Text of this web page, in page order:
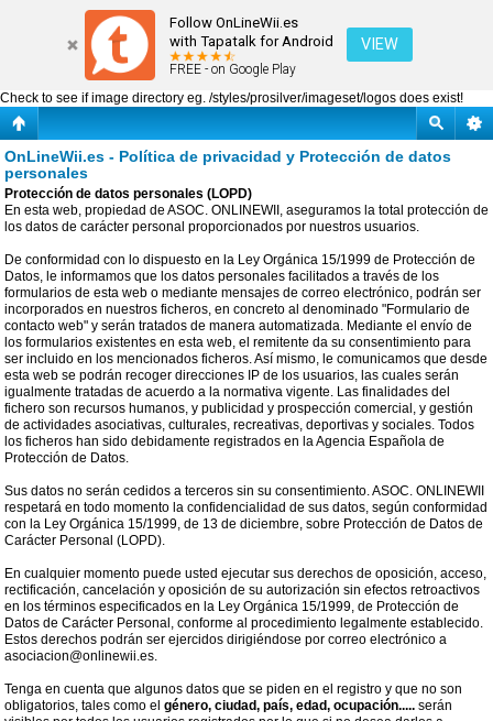
Follow OnLineWii.es
with Tapatalk for Android
FREE - on Google Play
VIEW
Check to see if image directory eg. /styles/prosilver/imageset/logos does exist!
Política de privacidad y Protección de datos personales
OnLineWii.es - Política de privacidad y Protección de datos
personales
Protección de datos personales (LOPD)
En esta web, propiedad de ASOC. ONLINEWII, aseguramos la total protección de
los datos de carácter personal proporcionados por nuestros usuarios.
De conformidad con lo dispuesto en la Ley Orgánica 15/1999 de Protección de
Datos, le informamos que los datos personales facilitados a través de los
formularios de esta web o mediante mensajes de correo electrónico, podrán ser
incorporados en nuestros ficheros, en concreto al denominado "Formulario de
contacto web" y serán tratados de manera automatizada. Mediante el envío de
los formularios existentes en esta web, el remitente da su consentimiento para
ser incluido en los mencionados ficheros. Así mismo, le comunicamos que desde
esta web se podrán recoger direcciones IP de los usuarios, las cuales serán
igualmente tratadas de acuerdo a la normativa vigente. Las finalidades del
fichero son recursos humanos, y publicidad y prospección comercial, y gestión
de actividades asociativas, culturales, recreativas, deportivas y sociales. Todos
los ficheros han sido debidamente registrados en la Agencia Española de
Protección de Datos.
Sus datos no serán cedidos a terceros sin su consentimiento. ASOC. ONLINEWII
respetará en todo momento la confidencialidad de sus datos, según conformidad
con la Ley Orgánica 15/1999, de 13 de diciembre, sobre Protección de Datos de
Carácter Personal (LOPD).
En cualquier momento puede usted ejecutar sus derechos de oposición, acceso,
rectificación, cancelación y oposición de su autorización sin efectos retroactivos
en los términos especificados en la Ley Orgánica 15/1999, de Protección de
Datos de Carácter Personal, conforme al procedimiento legalmente establecido.
Estos derechos podrán ser ejercidos dirigiéndose por correo electrónico a
asociacion@onlinewii.es.
Tenga en cuenta que algunos datos que se piden en el registro y que no son
obligatorios, tales como el género, ciudad, país, edad, ocupación..... serán